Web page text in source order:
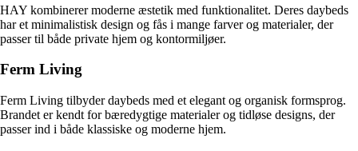
HAY kombinerer moderne æstetik med funktionalitet. Deres daybeds
har et minimalistisk design og fås i mange farver og materialer, der
passer til både private hjem og kontormiljøer.
Ferm Living
Ferm Living tilbyder daybeds med et elegant og organisk formsprog.
Brandet er kendt for bæredygtige materialer og tidløse designs, der
passer ind i både klassiske og moderne hjem.